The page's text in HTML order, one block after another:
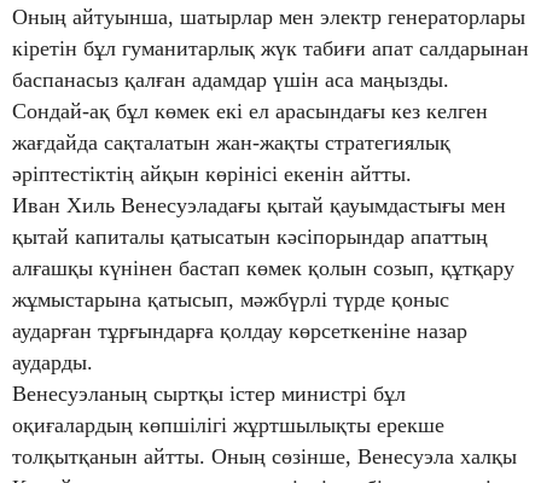
Оның айтуынша, шатырлар мен электр генераторлары
кіретін бұл гуманитарлық жүк табиғи апат салдарынан
баспанасыз қалған адамдар үшін аса маңызды.
Сондай-ақ бұл көмек екі ел арасындағы кез келген
жағдайда сақталатын жан-жақты стратегиялық
әріптестіктің айқын көрінісі екенін айтты.
Иван Хиль Венесуэладағы қытай қауымдастығы мен
қытай капиталы қатысатын кәсіпорындар апаттың
алғашқы күнінен бастап көмек қолын созып, құтқару
жұмыстарына қатысып, мәжбүрлі түрде қоныс
аударған тұрғындарға қолдау көрсеткеніне назар
аударды.
Венесуэланың сыртқы істер министрі бұл
оқиғалардың көпшілігі жұртшылықты ерекше
толқытқанын айтты. Оның сөзінше, Венесуэла халқы